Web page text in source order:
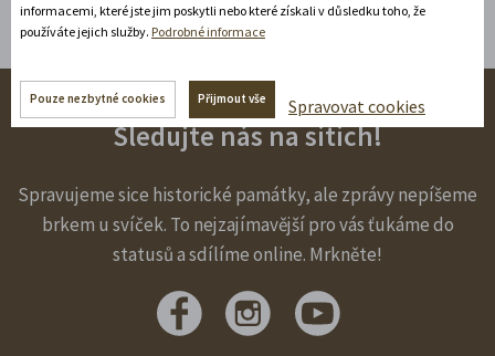
Sledujte nás na sítích!
Spravujeme sice historické památky, ale zprávy nepíšeme
brkem u svíček. To nejzajímavější pro vás ťukáme do
statusů a sdílíme online. Mrkněte!
informacemi, které jste jim poskytli nebo které získali v důsledku toho, že
používáte jejich služby. Podrobné informace
Pouze nezbytné cookies Přijmout vše Spravovat cookies